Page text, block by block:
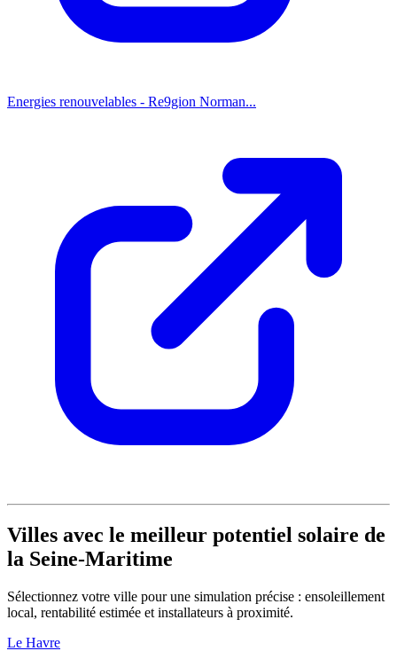
Energies renouvelables - Re9gion Norman...
Villes avec le meilleur potentiel solaire de
la Seine-Maritime
Sélectionnez votre ville pour une simulation précise : ensoleillement
local, rentabilité estimée et installateurs à proximité.
Le Havre